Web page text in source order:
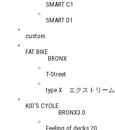
SMART C1
SMART D1
custom
FAT BIKE
BRONX
T-Street
type X エクストリーム
KID'S CYCLE
BRONX3.0
Feeling of decks 20